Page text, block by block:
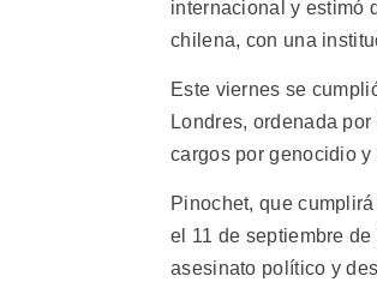
internacional y estimó
chilena, con una
Este viernes se
Londres, ordenada
cargos por genocidio
Pinochet, que
el 11 de septiembre
asesinato político y